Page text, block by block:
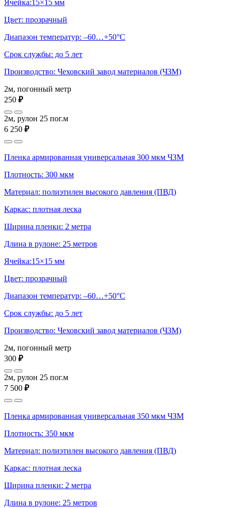
Ячейка:15×15 мм
Цвет: прозрачный
Диапазон температур: –60…+50°С
Срок службы: до 5 лет
Производство: Чеховский завод материалов (ЧЗМ)
2м, погонный метр
250 ₽
2м, рулон 25 пог.м
6 250 ₽
Пленка армированная универсальная 300 мкм ЧЗМ
Плотность: 300 мкм
Материал: полиэтилен высокого давления (ПВД)
Каркас: плотная леска
Ширина пленки: 2 метра
Длина в рулоне: 25 метров
Ячейка:15×15 мм
Цвет: прозрачный
Диапазон температур: –60…+50°С
Срок службы: до 5 лет
Производство: Чеховский завод материалов (ЧЗМ)
2м, погонный метр
300 ₽
2м, рулон 25 пог.м
7 500 ₽
Пленка армированная универсальная 350 мкм ЧЗМ
Плотность: 350 мкм
Материал: полиэтилен высокого давления (ПВД)
Каркас: плотная леска
Ширина пленки: 2 метра
Длина в рулоне: 25 метров